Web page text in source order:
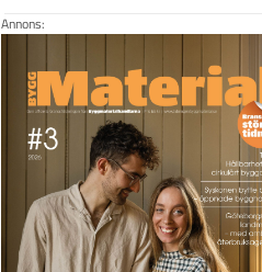
Annons: